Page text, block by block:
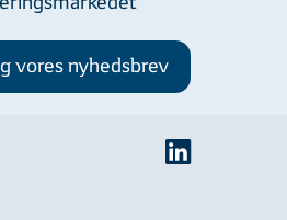
vores nyhedsbrev